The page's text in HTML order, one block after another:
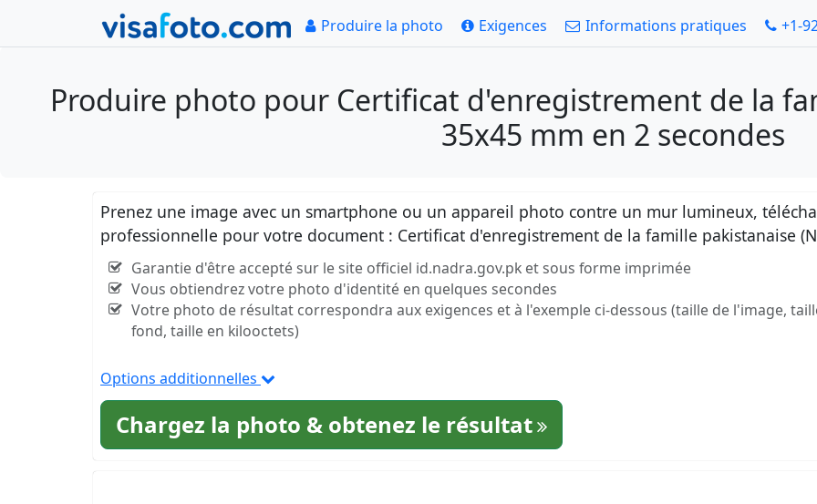
Produire la photo Exigences Informations pratiques +1-
Produire photo pour Certificat d'enregistrement de la
35x45 mm en 2 secondes
Prenez une image avec un smartphone ou un appareil photo contre un mur lumineux,
professionnelle pour votre document : Certificat d'enregistrement de la famille pakistanaise
Garantie d'être accepté sur le site officiel id.nadra.gov.pk et sous forme imprimée
Vous obtiendrez votre photo d'identité en quelques secondes
Votre photo de résultat correspondra aux exigences et à l'exemple ci-dessous (taille de l'image,
fond, taille en kilooctets)
Options additionnelles
Chargez la photo & obtenez le résultat